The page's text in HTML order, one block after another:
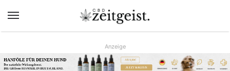
Menü
Anzeige
HANFÖLE FÜR DEINEN HUND
Der natürliche Wirkungsboost.
DIE GRÖsste AUSWAHL IN DEUTSCHLAND.
AB 9,90€
JETZT KAUFEN